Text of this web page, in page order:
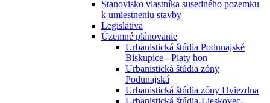
Stanovisko vlastníka susedného pozemku
k umiestneniu stavby
Legislatíva
Územné plánovanie
Urbanistická štúdia Podunajské
Biskupice - Piaty hon
Urbanistická štúdia zóny
Podunajská
Urbanistická štúdia zóny Hviezdna
Urbanistická štúdia-Lieskovec-